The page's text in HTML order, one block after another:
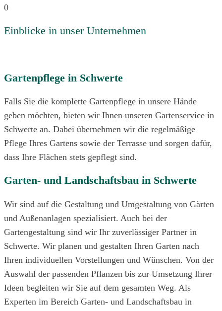
0
Einblicke in unser Unternehmen
Gartenpflege in Schwerte
Falls Sie die komplette Gartenpflege in unsere Hände
geben möchten, bieten wir Ihnen unseren Gartenservice in
Schwerte an. Dabei übernehmen wir die regelmäßige
Pflege Ihres Gartens sowie der Terrasse und sorgen dafür,
dass Ihre Flächen stets gepflegt sind.
Garten- und Landschaftsbau in Schwerte
Wir sind auf die Gestaltung und Umgestaltung von Gärten
und Außenanlagen spezialisiert. Auch bei der
Gartengestaltung sind wir Ihr zuverlässiger Partner in
Schwerte. Wir planen und gestalten Ihren Garten nach
Ihren individuellen Vorstellungen und Wünschen. Von der
Auswahl der passenden Pflanzen bis zur Umsetzung Ihrer
Ideen begleiten wir Sie auf dem gesamten Weg. Als
Experten im Bereich Garten- und Landschaftsbau in